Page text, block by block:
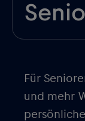
Für
und mehr